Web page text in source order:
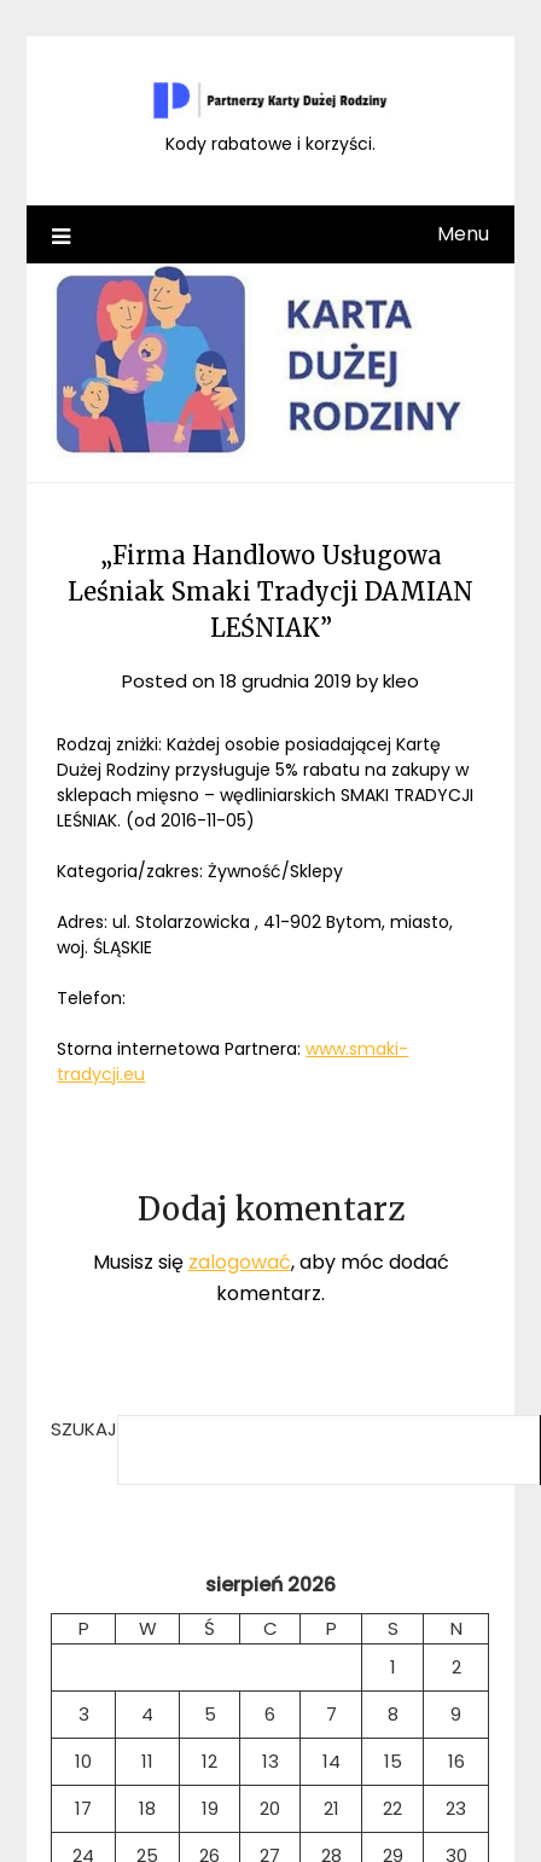
Kody rabatowe i korzyści.
Menu
„Firma Handlowo Usługowa
Leśniak Smaki Tradycji DAMIAN
LEŚNIAK”
Posted on18 grudnia 2019 bykleo
Rodzaj zniżki: Każdej osobie posiadającej Kartę
Dużej Rodziny przysługuje 5% rabatu na zakupy w
sklepach mięsno – wędliniarskich SMAKI TRADYCJI
LEŚNIAK. (od 2016-11-05)
Kategoria/zakres: Żywność/Sklepy
Adres: ul. Stolarzowicka , 41-902 Bytom, miasto,
woj. ŚLĄSKIE
Telefon:
Storna internetowa Partnera:www.smaki-
tradycji.eu
Dodaj komentarz
Musisz się zalogować, aby móc dodać
komentarz.
SZUKAJ
sierpień 2026
P W Ś C P S
N
1
2
3
4 5 6 7 8
9
10
11 12 13 14 15
16
17
18 19 20 21 22
23
24
25 26 27 28 29
30